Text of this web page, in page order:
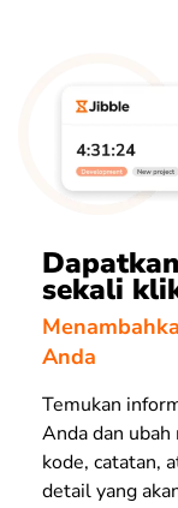
sekali
Anda
Temukan
Anda dan
kode, catatan,
detail yang